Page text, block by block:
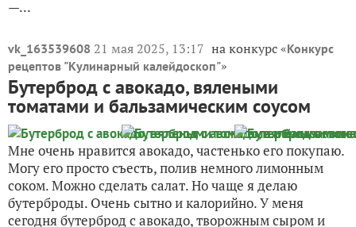
—...
vk_163539608 21 мая 2025, 13:17 на конкурс «Конкурс
рецептов "Кулинарный калейдоскоп"»
Бутерброд с авокадо, вялеными
томатами и бальзамическим соусом
Мне очень нравится авокадо, частенько его покупаю.
Могу его просто съесть, полив немного лимонным
соком. Можно сделать салат. Но чаще я делаю
бутерброды. Очень сытно и калорийно. У меня
сегодня бутерброд с авокадо, творожным сыром и